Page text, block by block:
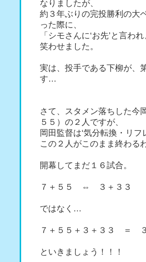
なりましたが、
約３年ぶりの完投勝利の大
った際に、
「シモさんに‘お先’と言わ
笑わせました。
実は、投手である下柳が、
す…
さて、スタメン落ちした今
５５）の２人ですが、
岡田監督は‘気分転換・リ
この２人がこのまま終わる
開幕してまだ１６試合。
７＋５５ ⇔ ３＋３３
ではなく…
７＋５５＋３＋３３ ＝ ３
といきましょう！！！